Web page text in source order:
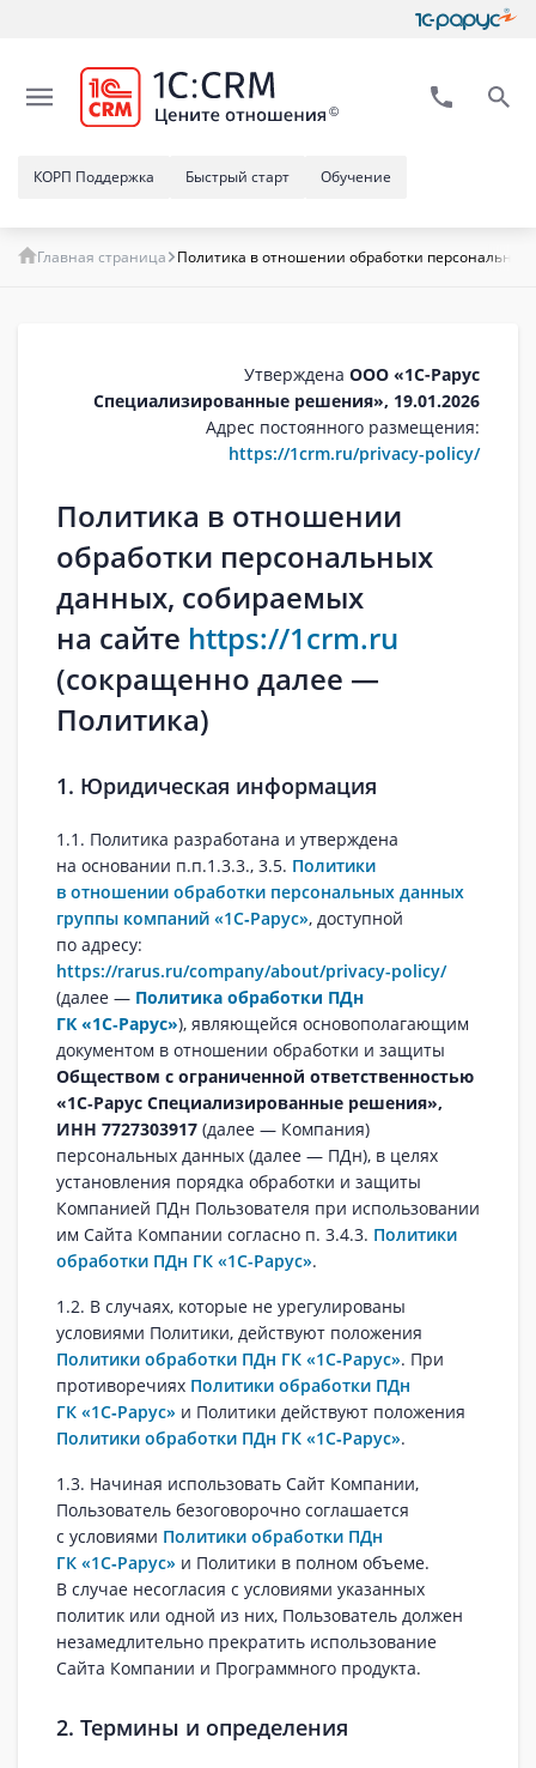
Обучение
Быстрый старт
КОРП Поддержка
Главная страница Политика в отношении обработки
Утверждена ООО «1С-Рарус
Специализированные решения», 19.01.2026
Адрес постоянного размещения:
https://1crm.ru/privacy-policy/
Политика в отношении
обработки персональных
данных, собираемых
на сайте https://1crm.ru
(сокращенно далее —
Политика)
1. Юридическая информация
1.1. Политика разработана и утверждена
на основании п.п.1.3.3., 3.5. Политики
в отношении обработки персональных данных
группы компаний «1С‑Рарус», доступной
по адресу:
https://rarus.ru/company/about/privacy-policy/
(далее — Политика обработки ПДн
ГК «1С‑Рарус»), являющейся основополагающим
документом в отношении обработки и защиты
Обществом с ограниченной ответственностью
«1С‑Рарус Специализированные решения»,
ИНН 7727303917 (далее — Компания)
персональных данных (далее — ПДн), в целях
установления порядка обработки и защиты
Компанией ПДн Пользователя при использовании
им Сайта Компании согласно п. 3.4.3. Политики
обработки ПДн ГК «1С-Рарус».
1.2. В случаях, которые не урегулированы
условиями Политики, действуют положения
Политики обработки ПДн ГК «1С‑Рарус». При
противоречиях Политики обработки ПДн
ГК «1С‑Рарус» и Политики действуют положения
Политики обработки ПДн ГК «1С‑Рарус».
1.3. Начиная использовать Сайт Компании,
Пользователь безоговорочно соглашается
с условиями Политики обработки ПДн
ГК «1С‑Рарус» и Политики в полном объеме.
В случае несогласия с условиями указанных
политик или одной из них, Пользователь должен
незамедлительно прекратить использование
Сайта Компании и Программного продукта.
2. Термины и определения